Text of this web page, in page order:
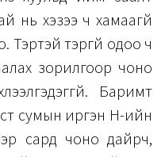
нь хэзээ ч хамаагүй
Тэртэй тэргүй одоо ч
зорилгоор чоно
Баримт
сумын иргэн Н-ийн
сард чоно дайрч,